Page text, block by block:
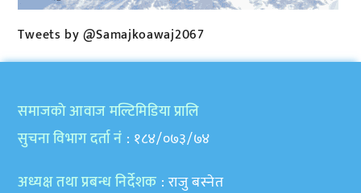
Tweets by @Samajkoawaj2067
समाजकाे आवाज मल्टिमिडिया प्रालि
सुचना विभाग दर्ता नं : १८४/०७३/७४
अध्यक्ष तथा प्रबन्ध निर्देशक : राजु बस्नेत